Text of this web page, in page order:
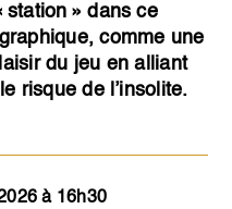
station » dans ce
comme une
du jeu en alliant
risque de l’insolite.
à 16h30